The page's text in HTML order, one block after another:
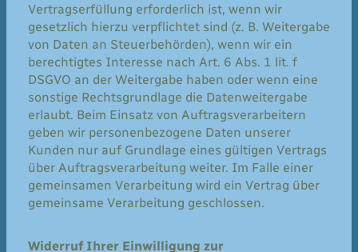
Vertragserfüllung erforderlich ist, wenn wir
gesetzlich hierzu verpflichtet sind (z. B. Weitergabe
von Daten an Steuerbehörden), wenn wir ein
berechtigtes Interesse nach Art. 6 Abs. 1 lit. f
DSGVO an der Weitergabe haben oder wenn eine
sonstige Rechtsgrundlage die Datenweitergabe
erlaubt. Beim Einsatz von Auftragsverarbeitern
geben wir personenbezogene Daten unserer
Kunden nur auf Grundlage eines gültigen Vertrags
über Auftragsverarbeitung weiter. Im Falle einer
gemeinsamen Verarbeitung wird ein Vertrag über
gemeinsame Verarbeitung geschlossen.
Widerruf Ihrer Einwilligung zur